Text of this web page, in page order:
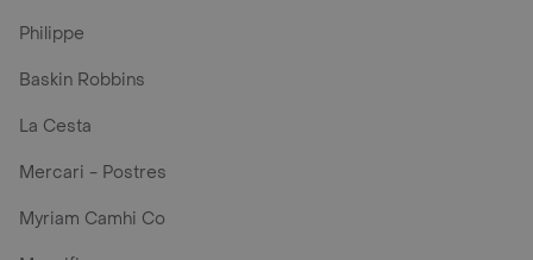
Philippe
Baskin Robbins
La Cesta
Mercari - Postres
Myriam Camhi Co